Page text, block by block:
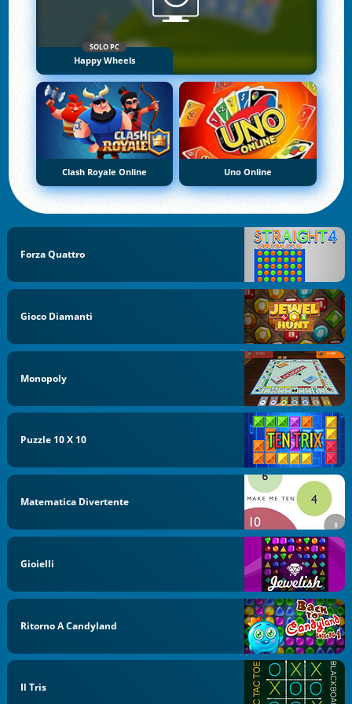
SOLO PC
Happy Wheels
Clash Royale Online Uno Online
Forza Quattro
Gioco Diamanti
Monopoly
Puzzle 10 X 10
Matematica Divertente
Gioielli
Ritorno A Candyland
Il Tris